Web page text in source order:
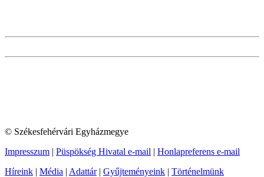
© Székesfehérvári Egyházmegye
Impresszum | Püspökség Hivatal e-mail | Honlapreferens e-mail
Híreink | Média | Adattár| Gyűjteményeink | Történelmünk